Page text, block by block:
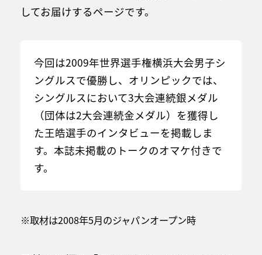
してお届けするページです。
今回は2009年世界選手権横浜大会男子シ
ングルスで優勝し、オリンピックでは、
シングルスにおいて3大会連続銀メダル
（団体は2大会連続金メダル）を獲得し
た王皓選手のインタビューを掲載しま
す。本誌未掲載のトークのオマケ付きで
す。
※取材は2008年5月のジャパンオープン時